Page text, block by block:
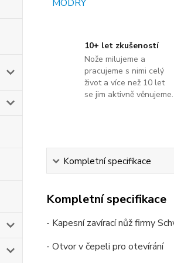
10+ let zkušeností
Nože milujeme a
pracujeme s nimi celý
život a více než 10 let
se jim aktivně věnujeme.
Kompletní specifikace
Kompletní specifikace
- Kapesní zavírací nůž firmy
- Otvor v čepeli pro otevírání